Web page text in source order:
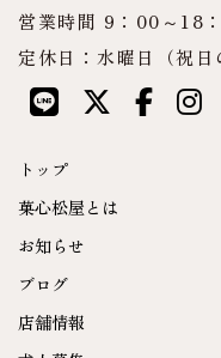
営業時間 9：00～18
定休日：水曜日（祝日
トップ
菓心松屋とは
お知らせ
ブログ
店舗情報